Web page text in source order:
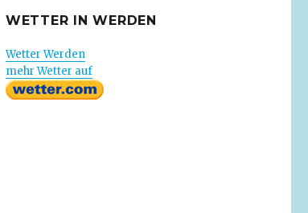
WETTER IN WERDEN
Wetter Werden
mehr Wetter auf